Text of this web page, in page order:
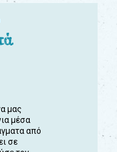
μας
μέσα
από
σε